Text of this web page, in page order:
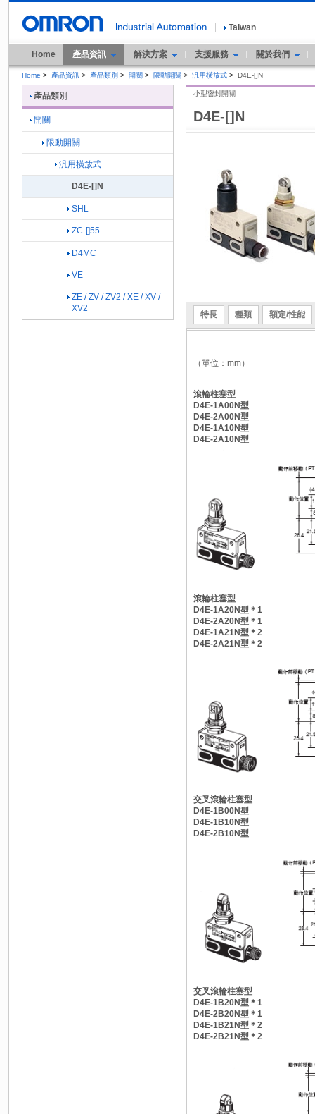
Taiwan
Home 產品資訊 解決方案 支援服務 關於我們
Home > 產品資訊 > 產品類別 > 開關 > 限動開關 > 汎用橫放式 > D4E-[]N
D4E-[]N
小型密封開關
特長 種類 額定/性能
（單位：mm）
滾輪柱塞型
D4E-1A00N型
D4E-2A00N型
D4E-1A10N型
D4E-2A10N型
滾輪柱塞型
D4E-1A20N型＊1
D4E-2A20N型＊1
D4E-1A21N型＊2
D4E-2A21N型＊2
交叉滾輪柱塞型
D4E-1B00N型
D4E-1B10N型
D4E-2B10N型
交叉滾輪柱塞型
D4E-1B20N型＊1
D4E-2B20N型＊1
D4E-1B21N型＊2
D4E-2B21N型＊2
產品類別
開關
限動開關
汎用橫放式
D4E-[]N
SHL
ZC-[]55
D4MC
VE
ZE / ZV / ZV2 / XE / XV /
XV2